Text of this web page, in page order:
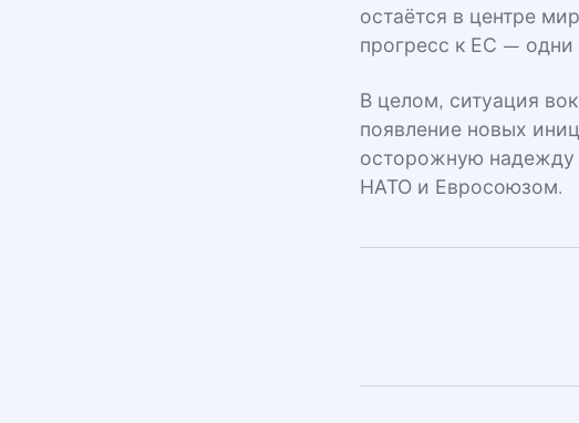
остаётся в центре
прогресс к ЕС —
В целом, ситуация
появление новых
осторожную надежду
НАТО и Евросоюзом.